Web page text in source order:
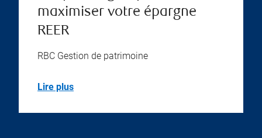
maximiser votre épargne
REER
RBC Gestion de patrimoine
Lire plus